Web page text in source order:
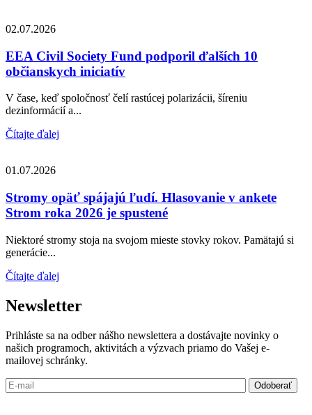
02.07.2026
EEA Civil Society Fund podporil ďalších 10
občianskych iniciatív
V čase, keď spoločnosť čelí rastúcej polarizácii, šíreniu
dezinformácií a...
Čítajte ďalej
01.07.2026
Stromy opäť spájajú ľudí. Hlasovanie v ankete
Strom roka 2026 je spustené
Niektoré stromy stoja na svojom mieste stovky rokov. Pamätajú si
generácie...
Čítajte ďalej
Newsletter
Prihláste sa na odber nášho newslettera a dostávajte novinky o
našich programoch, aktivitách a výzvach priamo do Vašej e-
mailovej schránky.